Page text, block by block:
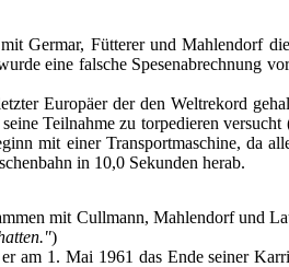
Germar, Fütterer und Mahlendorf
eine falsche Spesenabrechnung
Europäer der den Weltrekord
Teilnahme zu torpedieren
mit einer Transportmaschine, da
in 10,0 Sekunden herab.
mit Cullmann, Mahlendorf und
)
am 1. Mai 1961 das Ende seiner